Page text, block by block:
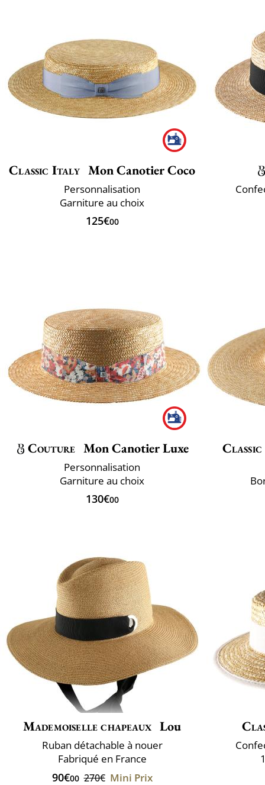
Classic Italy Mon Canotier Coco
Personnalisation
Garniture au choix
125€00
Couture Mon Canotier Luxe
Personnalisation
Garniture au choix
130€00
Mademoiselle chapeaux Lou
Ruban détachable à nouer
Fabriqué en France
90€00 270€ Mini Prix